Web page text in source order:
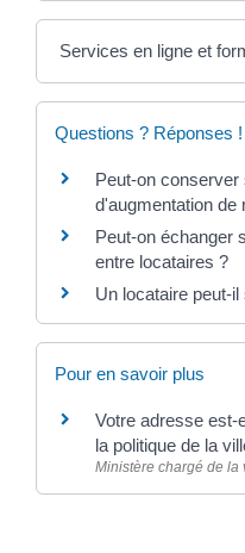
Services en ligne et
Questions ? Réponses !
Peut-on
d'augmentation de
Peut-on échanger
entre locataires ?
Un locataire peut-
Pour en savoir plus
Votre adresse est-
la politique de la
Ministère chargé de la